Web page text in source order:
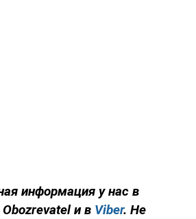
информация у нас в
Obozrevatel и в Viber. Не